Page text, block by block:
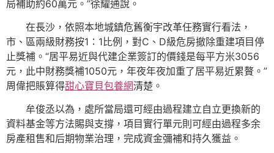
局補助約60萬元。”徐耀通說。
在長沙，依照本地城鎮危舊衡宇改革任務實行看法，
市、區兩級財務按1∶1比例，對C、D級危房撤除重建項目停
止獎補。“居平易近與代建企業簽訂的價錢是每平方米3056
元，此中財務獎補1050元，年夜年夜加重了居平易近累贅。”
周偉把賬算得甜心寶貝包養網清楚。
牟俊丞以為，處所當局還可經由過程建立自立更換新的
資料基金等方法賜與支撐，項目實行單元則可經由過程多余
房產租售和后期物業治理，完成資金彌補和持久獲益。